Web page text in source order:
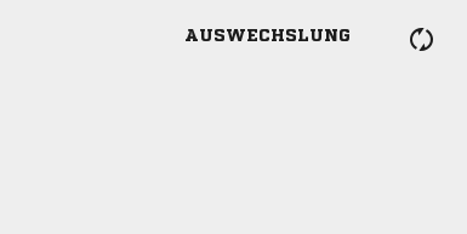
AUSWECHSLUNG